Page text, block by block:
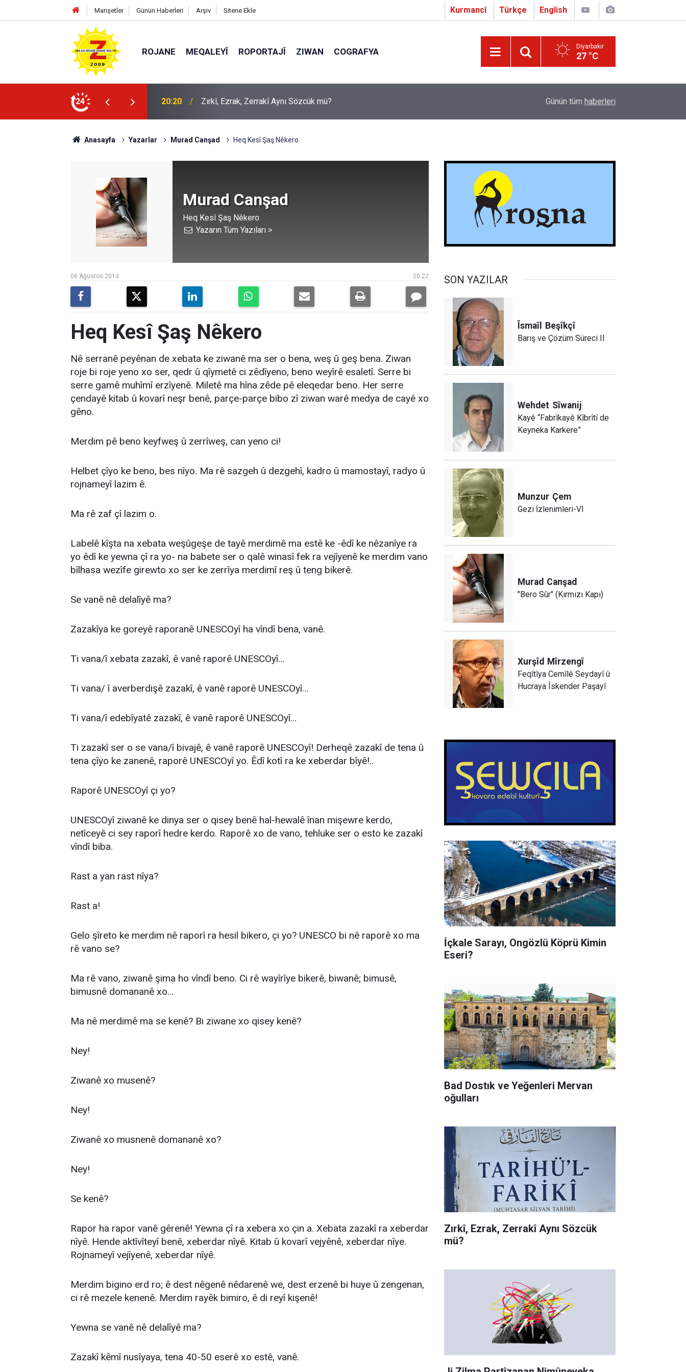
Manşetler Günün Haberleri Arşiv Sitene Ekle Kurmancî Türkçe English
ROJANE MEQALEYÎ ROPORTAJÎ ZIWAN COGRAFYA Diyarbakır
27 °C
24 09:56 Ji Zilma Partîzanan Nimûneyeka Piçûk Çapo 3. o Hîrakerde yê Ferhengê Zazakî-Tirkî
Günün tüm haberleri
Anasayfa Yazarlar Murad Canşad Heq Kesî Şaş Nêkero
Murad Canşad
Heq Kesî Şaş Nêkero
Yazarın Tüm Yazıları >
20:22
06 Ağustos 2013
Heq Kesî Şaş Nêkero
Nê serranê peyênan de xebata ke ziwanê ma ser o bena, weş û geş bena. Ziwan
roje bi roje yeno xo ser, qedr û qîymetê ci zêdîyeno, beno weyîrê esaletî. Serre bi
serre gamê muhîmî erzîyenê. Miletê ma hîna zêde pê eleqedar beno. Her serre
çendayê kitab û kovarî neşr benê, parçe-parçe bibo zî ziwan warê medya de cayê xo
gêno.
Merdim pê beno keyfweş û zerrîweş, can yeno ci!
Helbet çîyo ke beno, bes nîyo. Ma rê sazgeh û dezgehî, kadro û mamostayî, radyo û
rojnameyî lazim ê.
Ma rê zaf çî lazim o.
Labelê kîşta na xebata weşûgeşe de tayê merdimê ma estê ke -êdî ke nêzanîye ra
yo êdî ke yewna çî ra yo- na babete ser o qalê winasî fek ra vejîyenê ke merdim vano
bîlhasa wezîfe girewto xo ser ke zerrîya merdimî reş û teng bikerê.
Se vanê nê delalîyê ma?
Zazakîya ke goreyê raporanê UNESCOyî ha vîndî bena, vanê.
Ti vana/î xebata zazakî, ê vanê raporê UNESCOyî…
Ti vana/ î averberdişê zazakî, ê vanê raporê UNESCOyî…
Ti vana/î edebîyatê zazakî, ê vanê raporê UNESCOyî…
Ti zazakî ser o se vana/î bivajê, ê vanê raporê UNESCOyî! Derheqê zazakî de tena û
tena çîyo ke zanenê, raporê UNESCOyî yo. Êdî kotî ra ke xeberdar bîyê!..
Raporê UNESCOyî çi yo?
UNESCOyî ziwanê ke dinya ser o qisey benê hal-hewalê înan mişewre kerdo,
netîceyê ci sey raporî hedre kerdo. Raporê xo de vano, tehluke ser o esto ke zazakî
vîndî biba.
Rast a yan rast nîya?
Rast a!
Gelo şîreto ke merdim nê raporî ra hesil bikero, çi yo? UNESCO bi nê raporê xo ma
rê vano se?
Ma rê vano, ziwanê şima ho vîndî beno. Ci rê wayîrîye bikerê, biwanê; bimusê,
bimusnê domananê xo…
Ma nê merdimê ma se kenê? Bi ziwane xo qisey kenê?
Ney!
Ziwanê xo musenê?
Ney!
Ziwanê xo musnenê domananê xo?
Ney!
Se kenê?
Rapor ha rapor vanê gêrenê! Yewna çî ra xebera xo çin a. Xebata zazakî ra xeberdar
nîyê. Hende aktîvîteyî benê, xeberdar nîyê. Kitab û kovarî vejyênê, xeberdar nîye.
Rojnameyî vejîyenê, xeberdar nîyê.
Merdim bigino erd ro; ê dest nêgenê nêdarenê we, dest erzenê bi huye û zengenan,
ci rê mezele kenenê. Merdim rayêk bimiro, ê di reyî kişenê!
Yewna se vanê nê delalîyê ma?
Zazakî kêmî nusîyaya, tena 40-50 eserê xo estê, vanê.
SON YAZILAR
Îsmaîl Beşîkçî
Barış ve Çözüm Süreci II
Wehdet Sîwanij
Kayê “Fabrîkayê Kîbrîtî de
Keyneka Karkere”
Munzur Çem
Gezi İzlenimleri-VI
Murad Canşad
"Bero Sûr" (Kırmızı Kapı)
Xurşîd Mîrzengî
Feqîtîya Cemîlê Seydayî û
Hucraya Îskender Paşayî
İçkale Sarayı, Ongözlü Köprü Kimin
Eseri?
Bad Dostık ve Yeğenleri Mervan
oğulları
Zırkî, Ezrak, Zerrakî Aynı Sözcük
mü?